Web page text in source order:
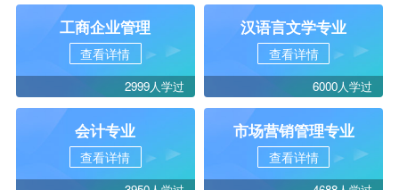
工商企业管理
查看详情
2999人学过
汉语言文学专业
查看详情
6000人学过
会计专业
查看详情
市场营销管理专业
查看详情